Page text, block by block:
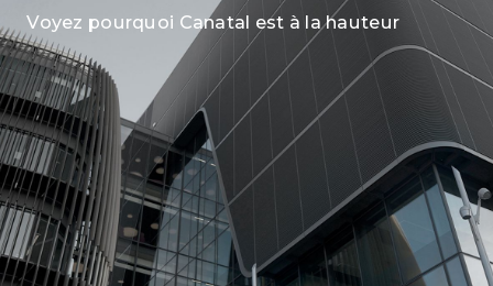
Voyez pourquoi Canatal est à la hauteur